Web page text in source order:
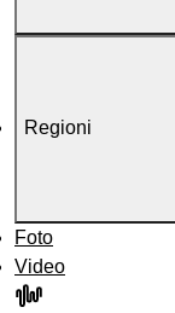
Regioni
Foto
Video